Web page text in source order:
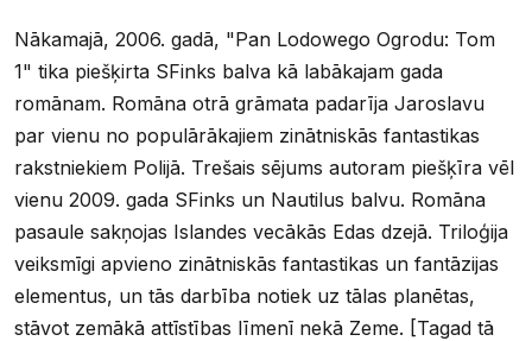
Nākamajā, 2006. gadā, "Pan Lodowego Ogrodu: Tom
1" tika piešķirta SFinks balva kā labākajam gada
romānam. Romāna otrā grāmata padarīja Jaroslavu
par vienu no populārākajiem zinātniskās fantastikas
rakstniekiem Polijā. Trešais sējums autoram piešķīra vēl
vienu 2009. gada SFinks un Nautilus balvu. Romāna
pasaule sakņojas Islandes vecākās Edas dzejā. Triloģija
veiksmīgi apvieno zinātniskās fantastikas un fantāzijas
elementus, un tās darbība notiek uz tālas planētas,
stāvot zemākā attīstības līmenī nekā Zeme. [Tagad tā